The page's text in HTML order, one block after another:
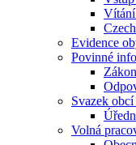
Vítání
Evidence
Povinné
Svazek
Volná